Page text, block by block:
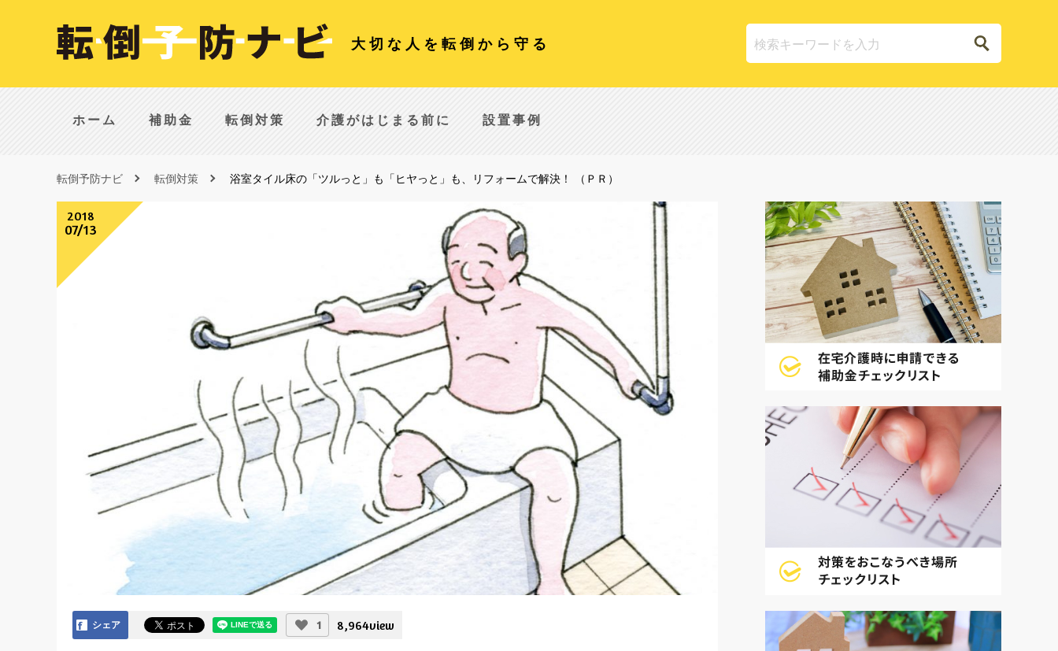
大切な人を転倒から守る
ホーム 補助金 転倒対策 介護がはじまる前に 設置事例
転倒予防ナビ 転倒対策 浴室タイル床の「ツルっと」も「ヒヤっと」も、リフォームで解決！ （ＰＲ）
2018
07/13
シェア 1 8,964view